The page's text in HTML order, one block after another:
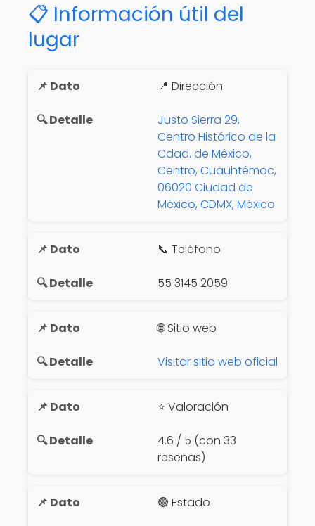
📋 Información útil del
lugar
📍 Dirección
Justo Sierra 29,
Centro Histórico de la
Cdad. de México,
Centro, Cuauhtémoc,
06020 Ciudad de
México, CDMX, México
📞 Teléfono
55 3145 2059
🌐 Sitio web
Visitar sitio web oficial
⭐ Valoración
4.6 / 5 (con 33
reseñas)
🟢 Estado